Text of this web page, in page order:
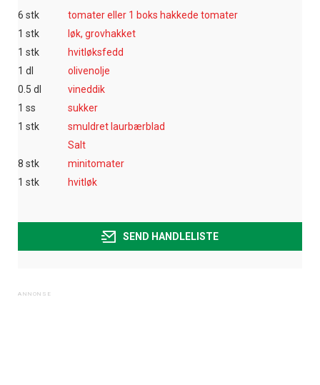
6 stk
tomater eller 1 boks hakkede tomater
1 stk
løk, grovhakket
1 stk
hvitløksfedd
1 dl
olivenolje
0.5 dl
vineddik
1 ss
sukker
1 stk
smuldret laurbærblad
Salt
8 stk
minitomater
1 stk
hvitløk
SEND HANDLELISTE